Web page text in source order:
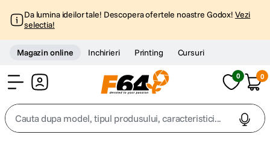
Da lumina ideilor tale! Descopera ofertele noastre Godox! Vezi
selectia!
Magazin online Inchirieri Printing Cursuri
0 0
Cauta dupa model, tipul produsului, caracteristici...